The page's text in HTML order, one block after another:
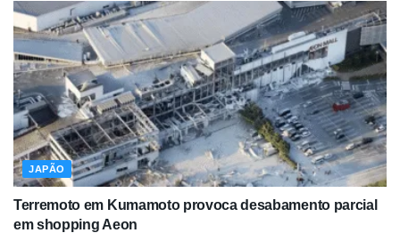
JAPÃO
Terremoto em Kumamoto provoca desabamento parcial
em shopping Aeon